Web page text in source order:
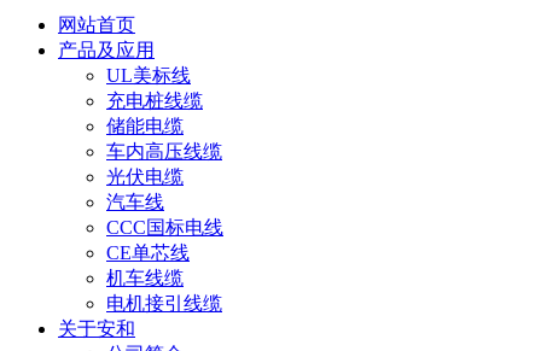
网站首页
产品及应用
UL美标线
充电桩线缆
储能电缆
车内高压线缆
光伏电缆
汽车线
CCC国标电线
CE单芯线
机车线缆
电机接引线缆
关于安和